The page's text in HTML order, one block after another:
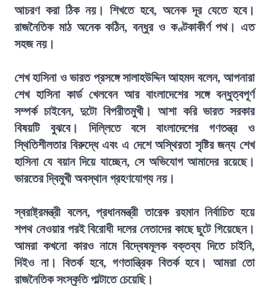
আচরণ করা ঠিক নয়। শিখতে হবে, অনেক দূর যেতে হবে।
রাজনৈতিক মাঠ অনেক কঠিন, বন্ধুর ও কণ্টকাকীর্ণ পথ। এত
সহজ নয়।
শেখ হাসিনা ও ভারত প্রসঙ্গে সালাহউদ্দিন আহমদ বলেন, আপনারা
শেখ হাসিনা কার্ড খেলবেন আর বাংলাদেশের সঙ্গে বন্ধুত্বপূর্ণ
সম্পর্ক চাইবেন, দুটো বিপরীতমুখী। আশা করি ভারত সরকার
বিষয়টি বুঝবে। দিল্লিতে বসে বাংলাদেশের গণতন্ত্র ও
স্থিতিশীলতার বিরুদ্ধে এবং এ দেশে অস্থিরতা সৃষ্টির জন্য শেখ
হাসিনা যে বয়ান দিয়ে যাচ্ছেন, সে অভিযোগ আমাদের রয়েছে।
ভারতের দ্বিমুখী অবস্থান গ্রহণযোগ্য নয়।
স্বরাষ্ট্রমন্ত্রী বলেন, প্রধানমন্ত্রী তারেক রহমান নির্বাচিত হয়ে
শপথ নেওয়ার পরই বিরোধী দলের নেতাদের কাছে ছুটে গিয়েছেন।
আমরা কখনো কারও নামে বিদ্বেষমূলক বক্তব্য দিতে চাইনি,
দিইও না। বিতর্ক হবে, গণতান্ত্রিক বিতর্ক হবে। আমরা তো
রাজনৈতিক সংস্কৃতি পাল্টাতে চেয়েছি।